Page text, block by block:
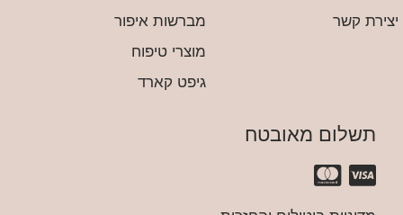
יצירת קשר
מברשות איפור
מוצרי טיפוח
גיפט קארד
תשלום מאובטח